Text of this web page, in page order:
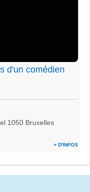
d'un comédien
1050 Bruxelles
+ D'INFOS